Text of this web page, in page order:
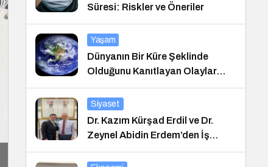
Süresi: Riskler ve Öneriler
Yaşam
Dünyanın Bir Küre Şeklinde
Olduğunu Kanıtlayan Olaylar
Nedir?
Siyaset
Dr. Kazım Kürşad Erdil ve Dr.
Zeynel Abidin Erdem’den İş
Dünyası Buluşması